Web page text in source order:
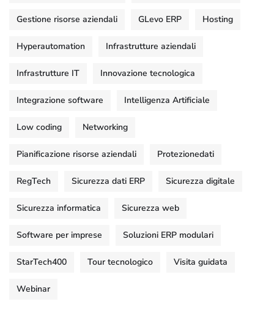
Gestione risorse aziendali GLevo ERP Hosting
Hyperautomation Infrastrutture aziendali
Infrastrutture IT Innovazione tecnologica
Integrazione software Intelligenza Artificiale
Low coding Networking
Pianificazione risorse aziendali Protezionedati
RegTech Sicurezza dati ERP Sicurezza digitale
Sicurezza informatica Sicurezza web
Software per imprese Soluzioni ERP modulari
StarTech400 Tour tecnologico Visita guidata
Webinar